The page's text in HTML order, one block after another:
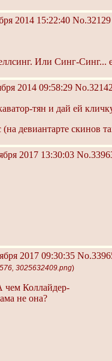
2014 15:22:40 No.32129
Или Синг-Синг...
2014 09:58:29
тян и дай ей
девиантарте скинов
2017 13:30:03
2017 09:30:35
3025632409.png)
чем Коллайдер-
не она?